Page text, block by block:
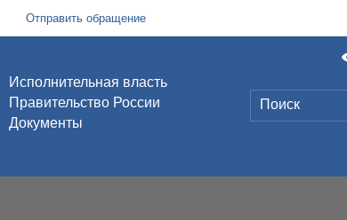
Отправить обращение
Исполнительная власть
Правительство России
Документы